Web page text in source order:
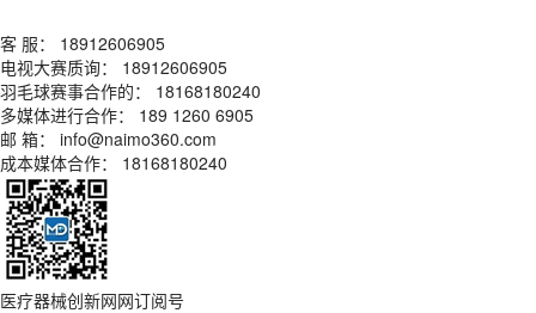
客 服： 18912606905
电视大赛质询： 18912606905
羽毛球赛事合作的： 18168180240
多媒体进行合作： 189 1260 6905
邮 箱： info@naimo360.com
成本媒体合作： 18168180240
医疗器械创新网网订阅号